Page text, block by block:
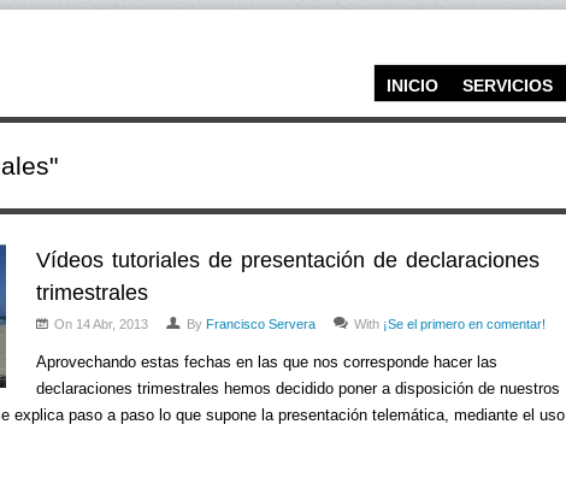
INICIO SERVICIOS
Vídeos tutoriales de presentación de declaraciones
trimestrales
On 14 Abr, 2013 By Francisco Servera With ¡Se el primero en comentar!
Aprovechando estas fechas en las que nos corresponde hacer las
declaraciones trimestrales hemos decidido poner a disposición de nuestros
explica paso a paso lo que supone la presentación telemática, mediante el uso